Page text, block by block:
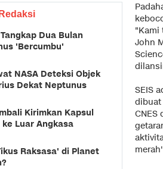
Dua Bulan
'Bercumbu'
NASA Deteksi Objek
Dekat Neptunus
Kirimkan Kapsul
ke Luar Angkasa
Raksasa' di Planet
"Kami
John
SEIS
dibuat
CNES